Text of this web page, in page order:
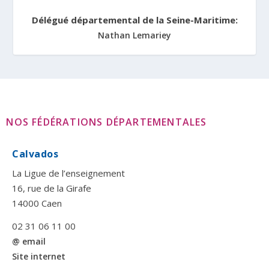
Délégué départemental de la Seine-Maritime:
Nathan Lemariey
NOS FÉDÉRATIONS DÉPARTEMENTALES
Calvados
La Ligue de l’enseignement
16, rue de la Girafe
14000 Caen
02 31 06 11 00
@ email
Site internet